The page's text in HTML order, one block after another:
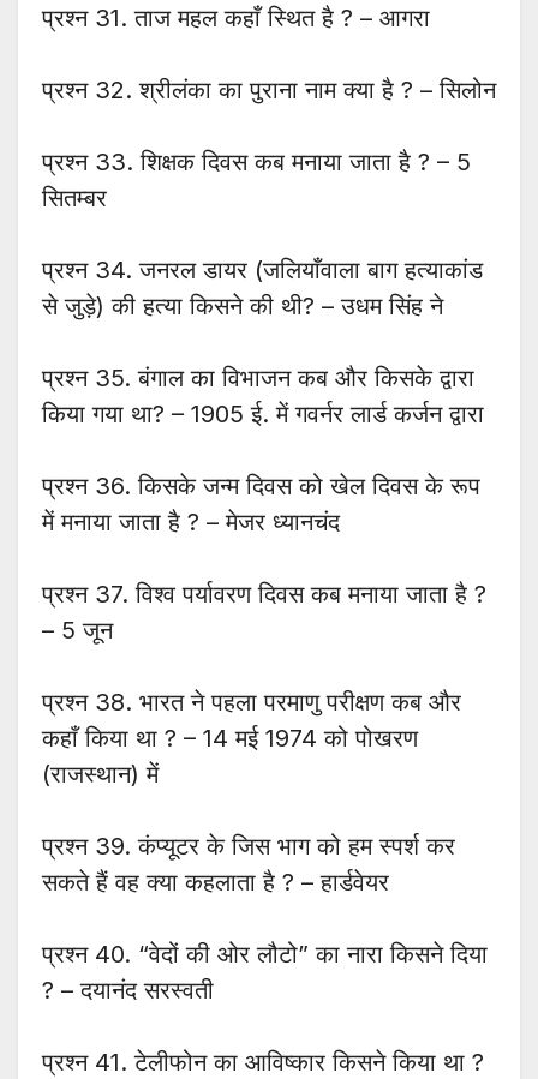
प्रश्न 31. ताज महल कहाँ स्थित है ? – आगरा
प्रश्न 32. श्रीलंका का पुराना नाम क्या है ? – सिलोन
प्रश्न 33. शिक्षक दिवस कब मनाया जाता है ? – 5
सितम्बर
प्रश्न 34. जनरल डायर (जलियाँवाला बाग हत्याकांड
से जुड़े) की हत्या किसने की थी? – उधम सिंह ने
प्रश्न 35. बंगाल का विभाजन कब और किसके द्वारा
किया गया था? – 1905 ई. में गवर्नर लार्ड कर्जन द्वारा
प्रश्न 36. किसके जन्म दिवस को खेल दिवस के रूप
में मनाया जाता है ? – मेजर ध्यानचंद
प्रश्न 37. विश्व पर्यावरण दिवस कब मनाया जाता है ?
– 5 जून
प्रश्न 38. भारत ने पहला परमाणु परीक्षण कब और
कहाँ किया था ? – 14 मई 1974 को पोखरण
(राजस्थान) में
प्रश्न 39. कंप्यूटर के जिस भाग को हम स्पर्श कर
सकते हैं वह क्या कहलाता है ? – हार्डवेयर
प्रश्न 40. “वेदों की ओर लौटो” का नारा किसने दिया
? – दयानंद सरस्वती
प्रश्न 41. टेलीफोन का आविष्कार किसने किया था ?